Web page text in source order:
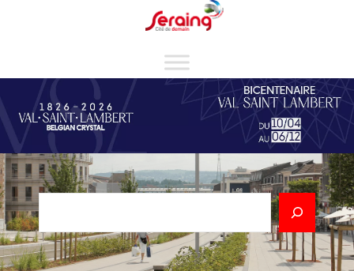
Rechercher
Cookies management panel